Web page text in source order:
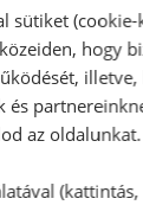
jelentkezz be!
sütiket (cookie-
hogy
illetve,
és
az oldalunkat.
(kattintás,